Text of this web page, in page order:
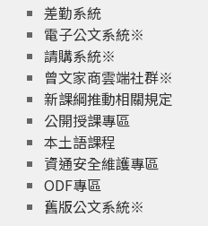
差勤系統
電子公文系統※
請購系統※
曾文家商雲端社群※
新課綱推動相關規定
公開授課專區
本土語課程
資通安全維護專區
ODF專區
舊版公文系統※